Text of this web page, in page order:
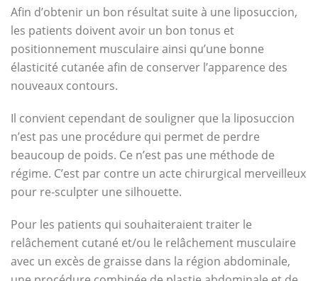
Afin d’obtenir un bon résultat suite à une liposuccion,
les patients doivent avoir un bon tonus et
positionnement musculaire ainsi qu’une bonne
élasticité cutanée afin de conserver l’apparence des
nouveaux contours.
Il convient cependant de souligner que la liposuccion
n’est pas une procédure qui permet de perdre
beaucoup de poids. Ce n’est pas une méthode de
régime. C’est par contre un acte chirurgical merveilleux
pour re-sculpter une silhouette.
Pour les patients qui souhaiteraient traiter le
relâchement cutané et/ou le relâchement musculaire
avec un excès de graisse dans la région abdominale,